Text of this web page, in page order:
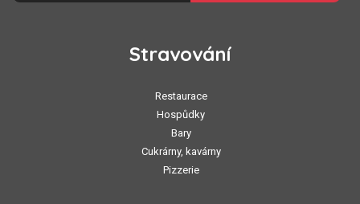
Stravování
Restaurace
Hospůdky
Bary
Cukrárny, kavárny
Pizzerie